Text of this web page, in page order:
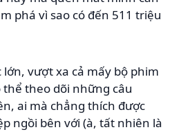
phá vì sao có đến 511 triệu
vượt xa cả mấy bộ phim
theo dõi những câu
ai mà chẳng thích được
ngồi bên với (à, tất nhiên là